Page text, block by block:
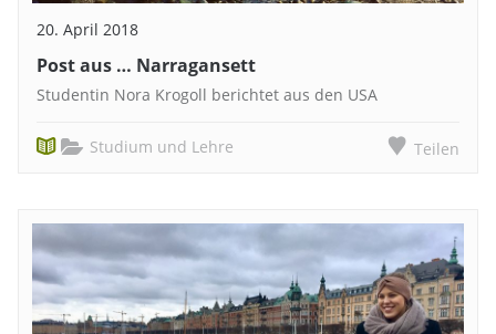
20. April 2018
Post aus … Narragansett
Studentin Nora Krogoll berichtet aus den USA
Studium und Lehre Teilen